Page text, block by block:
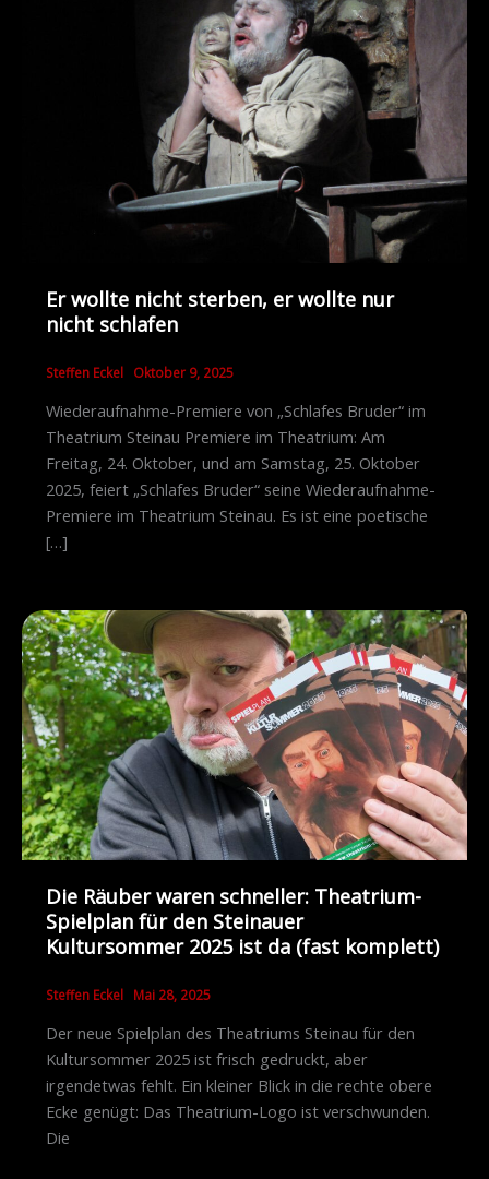
Er wollte nicht sterben, er wollte nur
nicht schlafen
Steffen Eckel Oktober 9, 2025
Wiederaufnahme-Premiere von „Schlafes Bruder“ im
Theatrium Steinau Premiere im Theatrium: Am
Freitag, 24. Oktober, und am Samstag, 25. Oktober
2025, feiert „Schlafes Bruder“ seine Wiederaufnahme-
Premiere im Theatrium Steinau. Es ist eine poetische
[…]
Die Räuber waren schneller: Theatrium-
Spielplan für den Steinauer
Kultursommer 2025 ist da (fast komplett)
Steffen Eckel Mai 28, 2025
Der neue Spielplan des Theatriums Steinau für den
Kultursommer 2025 ist frisch gedruckt, aber
irgendetwas fehlt. Ein kleiner Blick in die rechte obere
Ecke genügt: Das Theatrium-Logo ist verschwunden.
Die